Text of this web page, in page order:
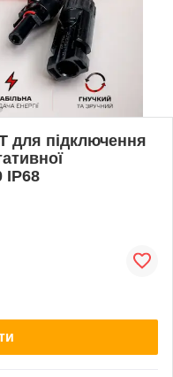
для підключення
IP68